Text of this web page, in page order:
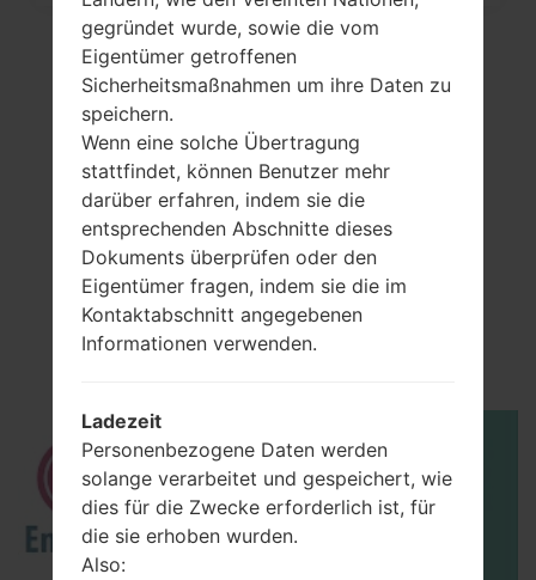
Video
LGF430L(LGF430L)
akaLG Gx2 LTE
gegründet wurde, sowie die vom
Eigentümer getroffenen
Sicherheitsmaßnahmen um ihre Daten zu
speichern.
Wenn eine solche Übertragung
stattfindet, können Benutzer mehr
darüber erfahren, indem sie die
entsprechenden Abschnitte dieses
Dokuments überprüfen oder den
Eigentümer fragen, indem sie die im
Kontaktabschnitt angegebenen
Informationen verwenden.
Ladezeit
Personenbezogene Daten werden
solange verarbeitet und gespeichert, wie
dies für die Zwecke erforderlich ist, für
die sie erhoben wurden.
Also: